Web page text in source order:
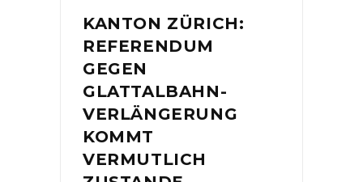
KANTON ZÜRICH:
REFERENDUM
GEGEN
GLATTALBAHN-
VERLÄNGERUNG
KOMMT
VERMUTLICH